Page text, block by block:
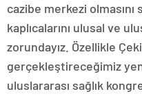
cazibe merkezi olmasını
kaplıcalarını ulusal ve
zorundayız. Özellikle
gerçekleştireceğimiz
uluslararası sağlık